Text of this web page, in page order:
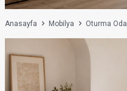
Anasayfa Mobilya Oturma